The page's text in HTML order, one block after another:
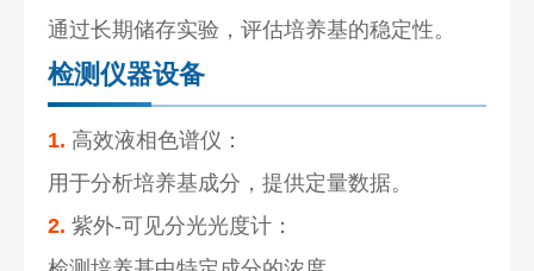
通过长期储存实验，评估培养基的稳定性。
检测仪器设备
1. 高效液相色谱仪：
用于分析培养基成分，提供定量数据。
2. 紫外-可见分光光度计：